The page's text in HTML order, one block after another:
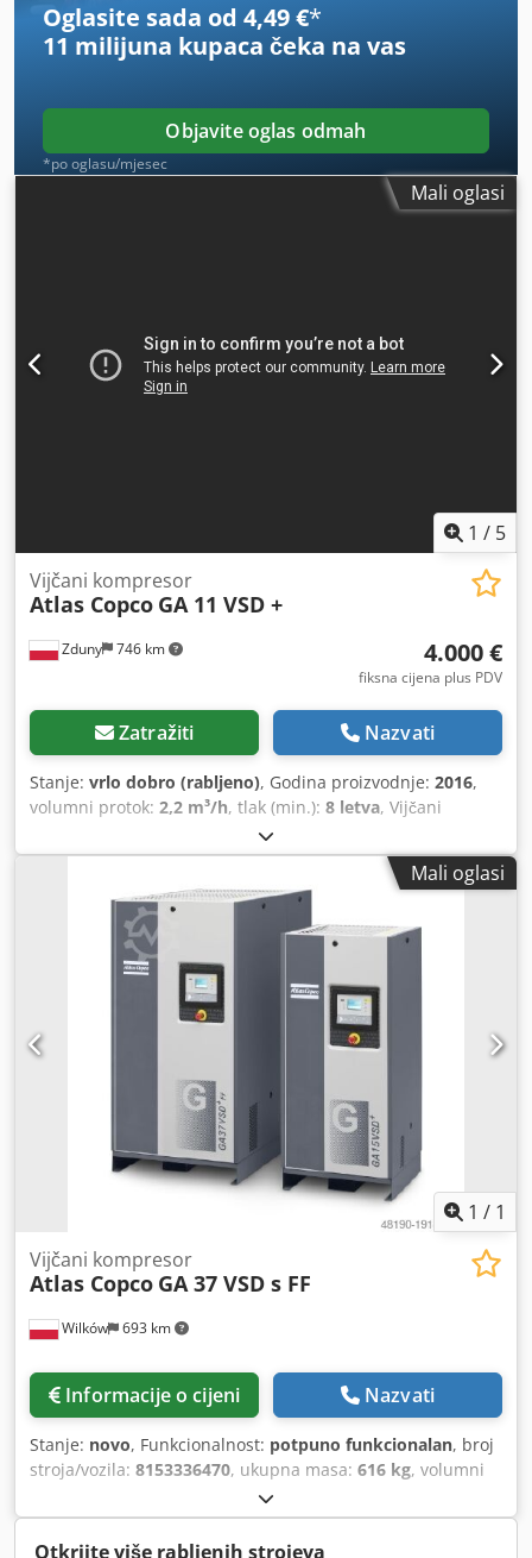
Oglasite sada od 4,49 €*
11 milijuna kupaca čeka na vas
Objavite oglas odmah
*po oglasu/mjesec
Mali oglasi
1 / 5
Zduny 746 km
Vijčani kompresor
Atlas Copco GA 11 VSD +
4.000 €
fiksna cijena plus PDV
Zatražiti Nazvati
Stanje: vrlo dobro (rabljeno), Godina proizvodnje: 2016,
volumni protok: 2,2 m³/h, tlak (min.): 8 letva, Vijčani
kompresor ATLAS COPCO GA 11 VSD + Promjenjiva brzina
(inverter) Motor 11 kW Kapacitet 1,95 m³/min Tlak 13 bara
Crsdpfxoytyh Hj Ahbef Godina proizvodnje 2016. Broj
radnih sati 9270
Mali oglasi
1 / 1
Wilków 693 km
Vijčani kompresor
Atlas Copco GA 37 VSD s FF
Informacije o cijeni Nazvati
Stanje: novo, Funkcionalnost: potpuno funkcionalan, broj
stroja/vozila: 8153336470, ukupna masa: 616 kg, volumni
, tlak (min.):4 letva
razina buke:67 dB, vrsta hlađenja:zrak, Oprema:
Dostupna tipska pločica, dokumentacija / priručnik,
Otkrijte više rabljenih strojeva